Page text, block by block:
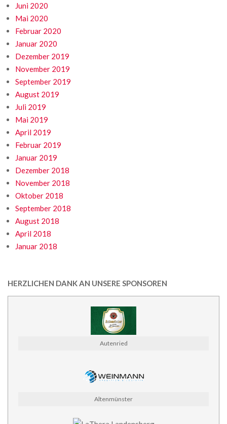
Juni 2020
Mai 2020
Februar 2020
Januar 2020
Dezember 2019
November 2019
September 2019
August 2019
Juli 2019
Mai 2019
April 2019
Februar 2019
Januar 2019
Dezember 2018
November 2018
Oktober 2018
September 2018
August 2018
April 2018
Januar 2018
HERZLICHEN DANK AN UNSERE SPONSOREN
Autenried
Altenmünster